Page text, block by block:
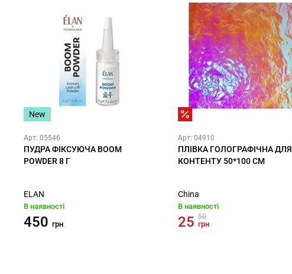
New
Арт: 05546
ПУДРА ФІКСУЮЧА BOOM
POWDER 8 Г
ELAN
В наявності
450 грн
Арт: 04910
ПЛІВКА ГОЛОГРАФІЧНА ДЛЯ
КОНТЕНТУ 50*100 CM
China
В наявності
25 50
грн